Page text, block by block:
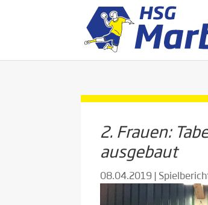
2. Frauen:
ausgebaut
08.04.2019|